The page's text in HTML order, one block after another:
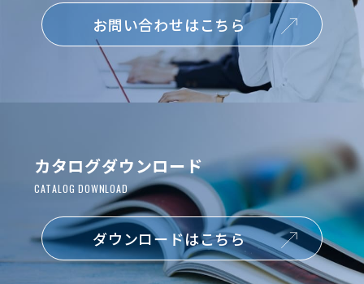
お問い合わせはこちら
カタログダウンロード
ダウンロードはこちら